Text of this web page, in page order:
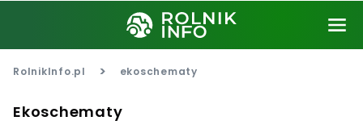
RolnikInfo.pl > ekoschematy
Ekoschematy